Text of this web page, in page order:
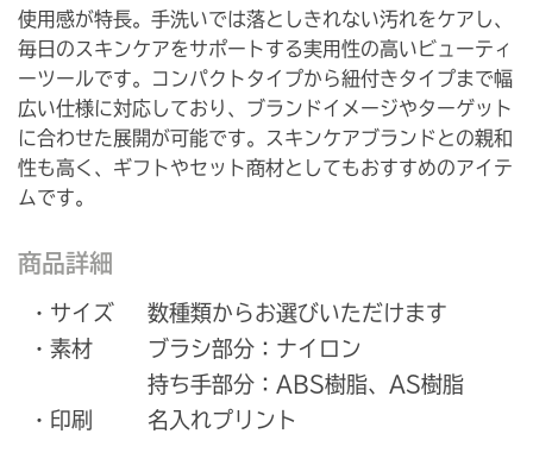
使用感が特長。手洗いでは落としきれない汚れをケアし、
毎日のスキンケアをサポートする実用性の高いビューティ
ーツールです。コンパクトタイプから紐付きタイプまで幅
広い仕様に対応しており、ブランドイメージやターゲット
に合わせた展開が可能です。スキンケアブランドとの親和
性も高く、ギフトやセット商材としてもおすすめのアイテ
ムです。
商品詳細
・サイズ
数種類からお選びいただけます
・素材
ブラシ部分：ナイロン
持ち手部分：ABS樹脂、AS樹脂
・印刷
名入れプリント